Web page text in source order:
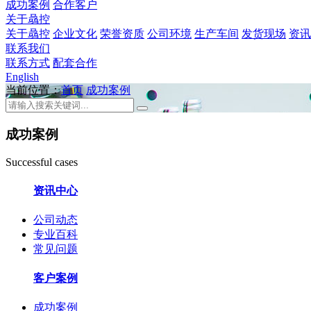
成功案例 合作客户
关于骉控
关于骉控 企业文化 荣誉资质 公司环境 生产车间 发货现场 资
联系我们
联系方式 配套合作
English
当前位置：首页 成功案例
成功案例
Successful cases
资讯中心
公司动态
专业百科
常见问题
客户案例
成功案例